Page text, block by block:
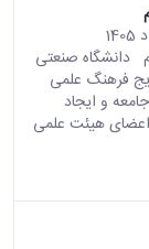
دانشگاه صنعتی
فرهنگ علمی
و ایجاد
اعضای هیئت علمی